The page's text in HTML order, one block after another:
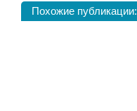
Похожие публикации: